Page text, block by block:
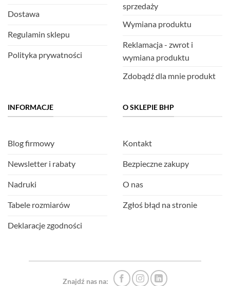
Dostawa
Regulamin sklepu
Polityka prywatności
sprzedaży
Wymiana produktu
Reklamacja - zwrot i
wymiana produktu
Zdobądź dla mnie produkt
INFORMACJE
Blog firmowy
Newsletter i rabaty
Nadruki
Tabele rozmiarów
Deklaracje zgodności
O SKLEPIE BHP
Kontakt
Bezpieczne zakupy
O nas
Zgłoś błąd na stronie
Znajdź nas na: